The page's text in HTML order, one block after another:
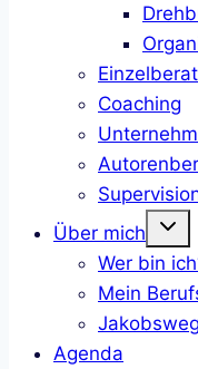
Coaching
Über mich
Toggle
child
menu
Wer bin
Mein
Jakobsweg
Agenda